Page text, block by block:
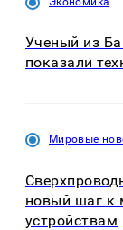
Ученый из
показали
Мировые
новый шаг к
устройствам